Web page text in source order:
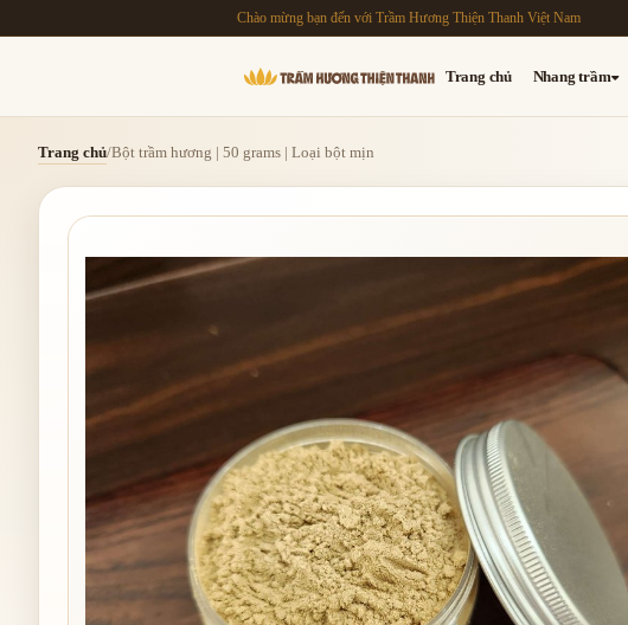
Chào mừng bạn đến với Trầm Hương Thiện Thanh Việt Nam
Trang chủ Nhang trầm
Trang chủ/Bột trầm hương | 50 grams | Loại bột mịn